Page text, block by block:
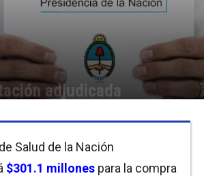
adjudicada
Salud de la Nación
$301.1 millones para la compra